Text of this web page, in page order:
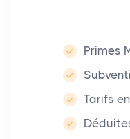
Primes
Tarifs